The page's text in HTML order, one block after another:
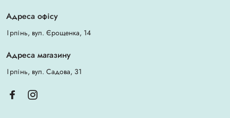
Адреса офісу
Ірпінь, вул. Єрощенка, 14
Адреса магазину
Ірпінь, вул. Садова, 31